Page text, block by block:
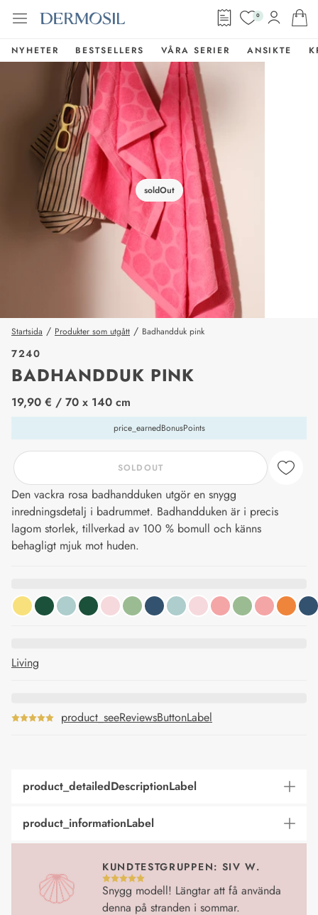
0
NYHETER BESTSELLERS VÅRA SERIER ANSIKTE
soldOut
Startsida / Produkter som utgått / Badhandduk pink
7240
BADHANDDUK PINK
price_label
19,90 € / 70 x 140 cm
price_earnedBonusPoints
SOLDOUT
Den vackra rosa badhandduken utgör en snygg
inredningsdetalj i badrummet. Badhandduken är i precis
lagom storlek, tillverkad av 100 % bomull och känns
behagligt mjuk mot huden.
Living
product_seeReviewsButtonLabel
product_detailedDescriptionLabel
product_informationLabel
KUNDTESTGRUPPEN: SIV W.
Snygg modell! Längtar att få använda
denna på stranden i sommar.